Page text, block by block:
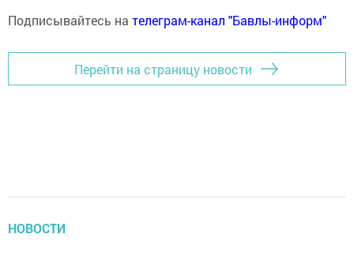
Подписывайтесь на телеграм-канал "Бавлы-информ"
Перейти на страницу новости
НОВОСТИ